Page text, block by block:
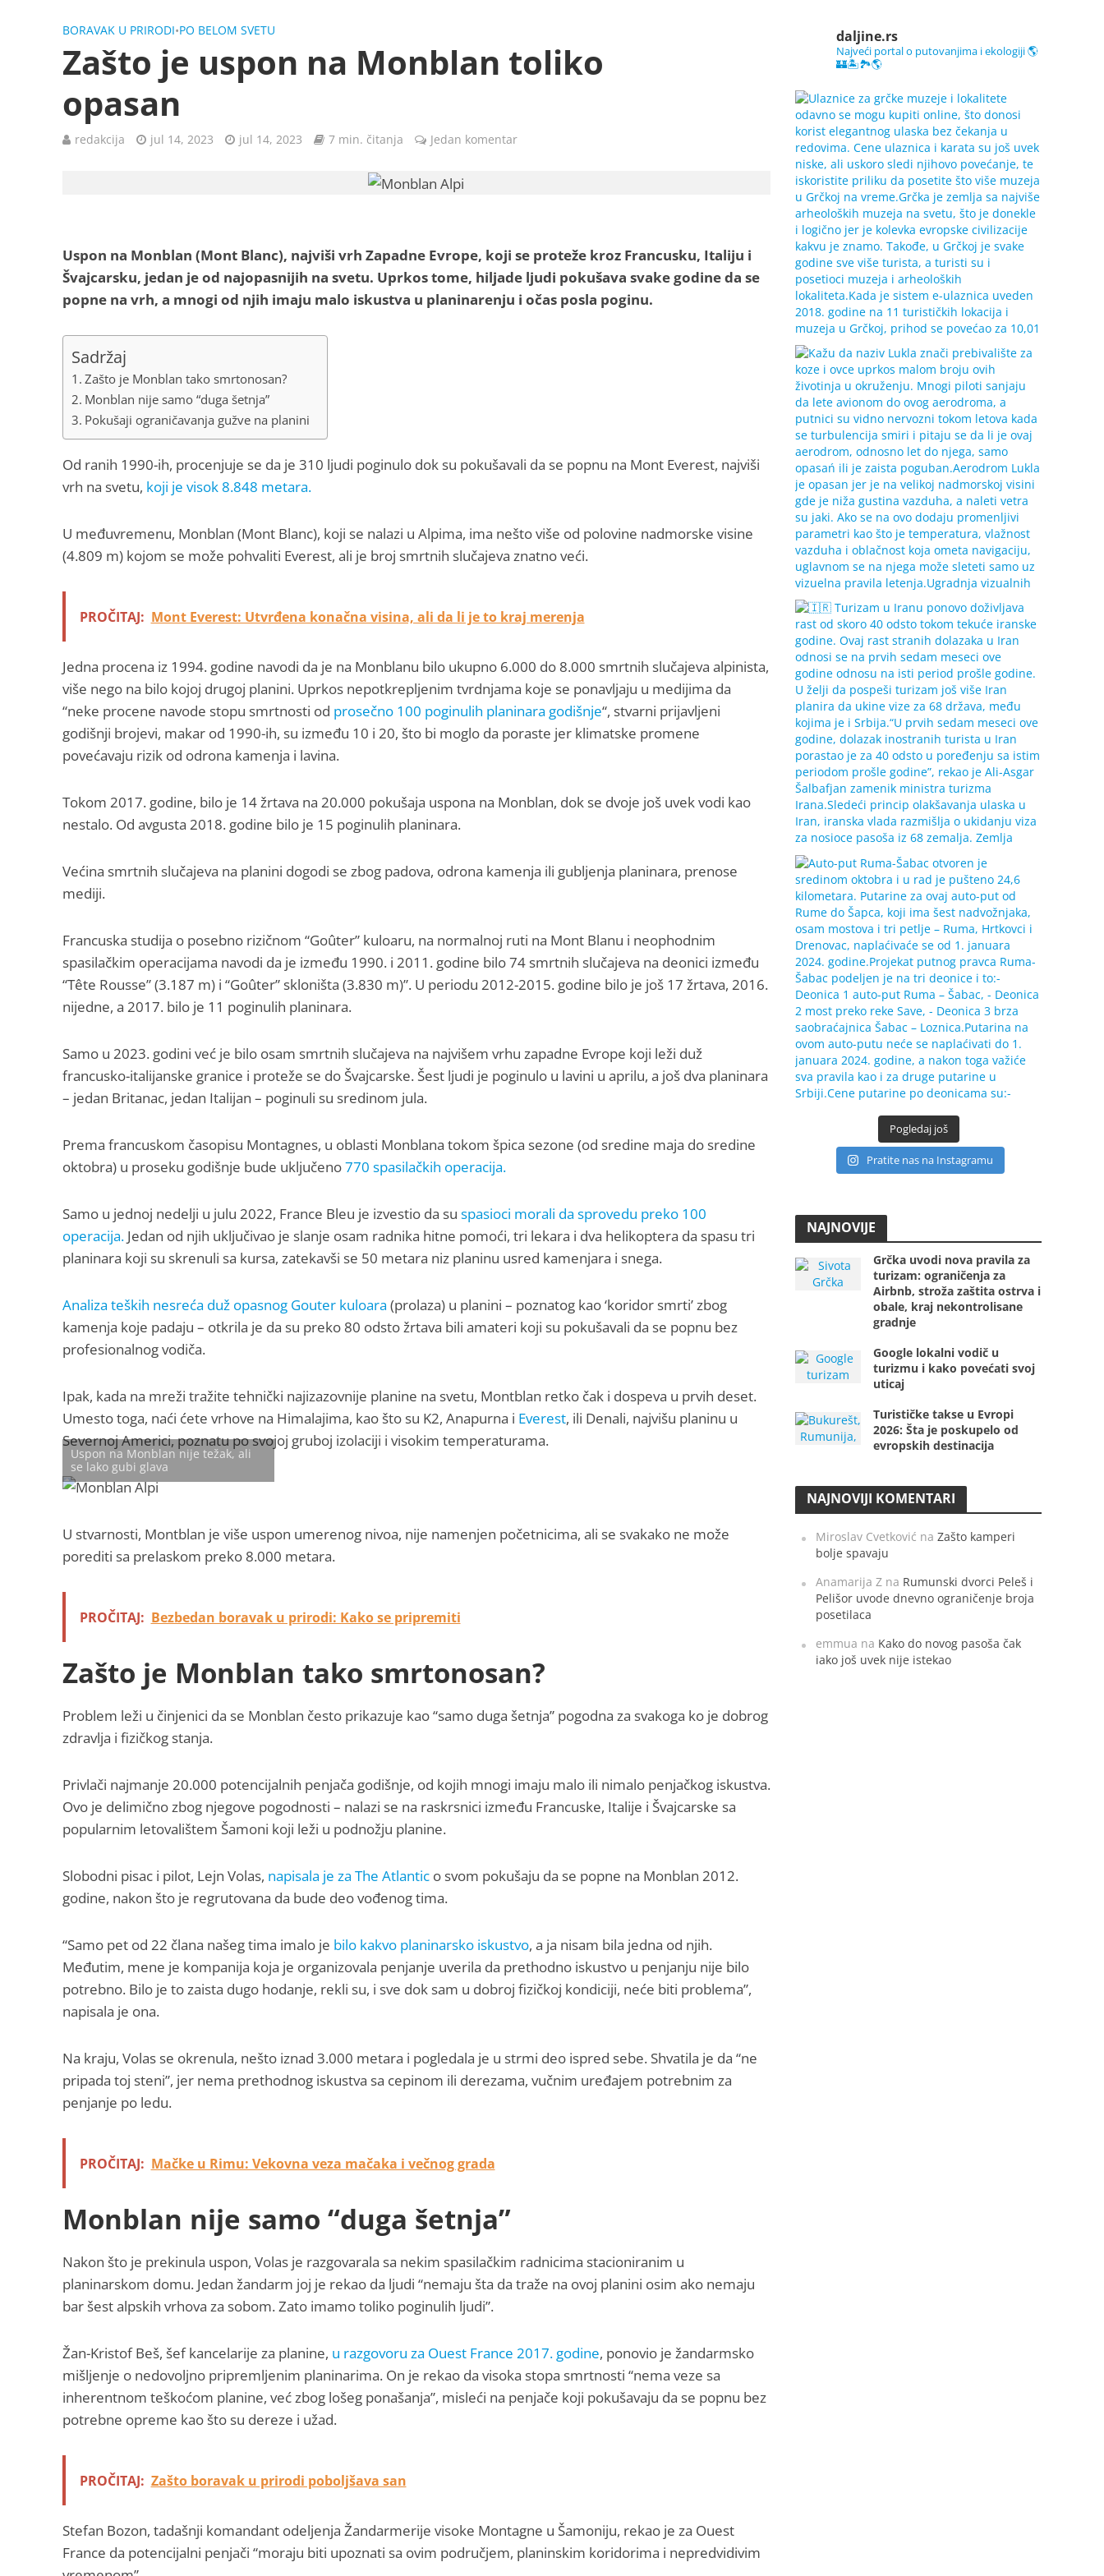
BORAVAK U PRIRODI•PO BELOM SVETU
Zašto je uspon na Monblan toliko
opasan
redakcija jul 14, 2023 jul 14, 2023 7 min. čitanja Jedan komentar
Uspon na Monblan (Mont Blanc), najviši vrh Zapadne Evrope, koji se proteže kroz Francusku, Italiju i
Švajcarsku, jedan je od najopasnijih na svetu. Uprkos tome, hiljade ljudi pokušava svake godine da se
popne na vrh, a mnogi od njih imaju malo iskustva u planinarenju i očas posla poginu.
Sadržaj
Zašto je Monblan tako smrtonosan?
Monblan nije samo “duga šetnja”
Pokušaji ograničavanja gužve na planini
Od ranih 1990-ih, procenjuje se da je 310 ljudi poginulo dok su pokušavali da se popnu na Mont Everest, najviši
vrh na svetu, koji je visok 8.848 metara.
U međuvremenu, Monblan (Mont Blanc), koji se nalazi u Alpima, ima nešto više od polovine nadmorske visine
(4.809 m) kojom se može pohvaliti Everest, ali je broj smrtnih slučajeva znatno veći.
PROČITAJ: Mont Everest: Utvrđena konačna visina, ali da li je to kraj merenja
Jedna procena iz 1994. godine navodi da je na Monblanu bilo ukupno 6.000 do 8.000 smrtnih slučajeva alpinista,
više nego na bilo kojoj drugoj planini. Uprkos nepotkrepljenim tvrdnjama koje se ponavljaju u medijima da
“neke procene navode stopu smrtnosti od prosečno 100 poginulih planinara godišnje“, stvarni prijavljeni
godišnji brojevi, makar od 1990-ih, su između 10 i 20, što bi moglo da poraste jer klimatske promene
povećavaju rizik od odrona kamenja i lavina.
Tokom 2017. godine, bilo je 14 žrtava na 20.000 pokušaja uspona na Monblan, dok se dvoje još uvek vodi kao
nestalo. Od avgusta 2018. godine bilo je 15 poginulih planinara.
Većina smrtnih slučajeva na planini dogodi se zbog padova, odrona kamenja ili gubljenja planinara, prenose
mediji.
Francuska studija o posebno rizičnom “Goûter” kuloaru, na normalnoj ruti na Mont Blanu i neophodnim
spasilačkim operacijama navodi da je između 1990. i 2011. godine bilo 74 smrtnih slučajeva na deonici između
“Tête Rousse” (3.187 m) i “Goûter” skloništa (3.830 m)”. U periodu 2012-2015. godine bilo je još 17 žrtava, 2016.
nijedne, a 2017. bilo je 11 poginulih planinara.
Samo u 2023. godini već je bilo osam smrtnih slučajeva na najvišem vrhu zapadne Evrope koji leži duž
francusko-italijanske granice i proteže se do Švajcarske. Šest ljudi je poginulo u lavini u aprilu, a još dva planinara
– jedan Britanac, jedan Italijan – poginuli su sredinom jula.
Prema francuskom časopisu Montagnes, u oblasti Monblana tokom špica sezone (od sredine maja do sredine
oktobra) u proseku godišnje bude uključeno770 spasilačkih operacija.
Samo u jednoj nedelji u julu 2022, France Bleu je izvestio da su spasioci morali da sprovedu preko 100
operacija.Jedan od njih uključivao je slanje osam radnika hitne pomoći, tri lekara i dva helikoptera da spasu tri
planinara koji su skrenuli sa kursa, zatekavši se 50 metara niz planinu usred kamenjara i snega.
Analiza teških nesreća duž opasnog Gouter kuloara (prolaza) u planini – poznatog kao ‘koridor smrti’ zbog
kamenja koje padaju – otkrila je da su preko 80 odsto žrtava bili amateri koji su pokušavali da se popnu bez
profesionalnog vodiča.
Ipak, kada na mreži tražite tehnički najizazovnije planine na svetu, Montblan retko čak i dospeva u prvih deset.
Umesto toga, naći ćete vrhove na Himalajima, kao što su K2, Anapurna i Everest, ili Denali, najvišu planinu u
Severnoj Americi, poznatu po svojoj gruboj izolaciji i visokim temperaturama.
Uspon na Monblan nije težak, ali
se lako gubi glava
U stvarnosti, Montblan je više uspon umerenog nivoa, nije namenjen početnicima, ali se svakako ne može
porediti sa prelaskom preko 8.000 metara.
PROČITAJ: Bezbedan boravak u prirodi: Kako se pripremiti
Zašto je Monblan tako smrtonosan?
Problem leži u činjenici da se Monblan često prikazuje kao “samo duga šetnja” pogodna za svakoga ko je dobrog
zdravlja i fizičkog stanja.
Privlači najmanje 20.000 potencijalnih penjača godišnje, od kojih mnogi imaju malo ili nimalo penjačkog iskustva.
Ovo je delimično zbog njegove pogodnosti – nalazi se na raskrsnici između Francuske, Italije i Švajcarske sa
popularnim letovalištem Šamoni koji leži u podnožju planine.
Slobodni pisac i pilot, Lejn Volas, napisala je za The Atlantico svom pokušaju da se popne na Monblan 2012.
godine, nakon što je regrutovana da bude deo vođenog tima.
“Samo pet od 22 člana našeg tima imalo je bilo kakvo planinarsko iskustvo, a ja nisam bila jedna od njih.
Međutim, mene je kompanija koja je organizovala penjanje uverila da prethodno iskustvo u penjanju nije bilo
potrebno. Bilo je to zaista dugo hodanje, rekli su, i sve dok sam u dobroj fizičkoj kondiciji, neće biti problema”,
napisala je ona.
Na kraju, Volas se okrenula, nešto iznad 3.000 metara i pogledala je u strmi deo ispred sebe. Shvatila je da “ne
pripada toj steni”, jer nema prethodnog iskustva sa cepinom ili derezama, vučnim uređajem potrebnim za
penjanje po ledu.
PROČITAJ: Mačke u Rimu: Vekovna veza mačaka i večnog grada
Monblan nije samo “duga šetnja”
Nakon što je prekinula uspon, Volas je razgovarala sa nekim spasilačkim radnicima stacioniranim u
planinarskom domu. Jedan žandarm joj je rekao da ljudi “nemaju šta da traže na ovoj planini osim ako nemaju
bar šest alpskih vrhova za sobom. Zato imamo toliko poginulih ljudi”.
Žan-Kristof Beš, šef kancelarije za planine, u razgovoru za Ouest France 2017. godine, ponovio je žandarmsko
mišljenje o nedovoljno pripremljenim planinarima. On je rekao da visoka stopa smrtnosti “nema veze sa
inherentnom teškoćom planine, već zbog lošeg ponašanja”, misleći na penjače koji pokušavaju da se popnu bez
potrebne opreme kao što su dereze i užad.
PROČITAJ: Zašto boravak u prirodi poboljšava san
Stefan Bozon, tadašnji komandant odeljenja Žandarmerije visoke Montagne u Šamoniju, rekao je za Ouest
France da potencijalni penjači “moraju biti upoznati sa ovim područjem, planinskim koridorima i nepredvidivim
daljine.rs
Najveći portal o putovanjima i ekologiji 🌎
🏰🏝️🏞️🌎
Pogledaj još
Pratite nas na Instagramu
NAJNOVIJE
Grčka uvodi nova pravila za
turizam: ograničenja za
Airbnb, stroža zaštita ostrva i
obale, kraj nekontrolisane
gradnje
Google lokalni vodič u
turizmu i kako povećati svoj
uticaj
Turističke takse u Evropi
2026: Šta je poskupelo od
evropskih destinacija
NAJNOVIJI KOMENTARI
Miroslav Cvetković naZašto kamperi
bolje spavaju
Anamarija Z na Rumunski dvorci Peleš i
Pelišor uvode dnevno ograničenje broja
posetilaca
emmua na Kako do novog pasoša čak
iako još uvek nije istekao